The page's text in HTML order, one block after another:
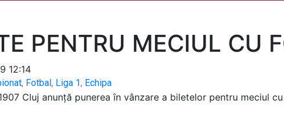
PENTRU MECIUL CU
12:14
, Fotbal, Liga 1, Echipa
Cluj anunță punerea în vânzare a biletelor pentru meciul